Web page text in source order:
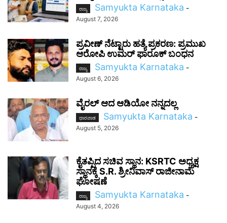
ರಾಜ್ಯ Samyukta Karnataka -
August 7, 2026
ಪ್ರವೀಣ್ ನೆಟ್ಟಾರು ಹತ್ಯೆ ಪ್ರಕರಣ: ಪ್ರಮುಖ
ಆರೋಪಿ ಉಮರ್ ಫಾರೂಕ್ ಬಂಧನ
ರಾಜ್ಯ Samyukta Karnataka -
August 6, 2026
ವೈರಲ್ ಆದ ಆಡಿಯೋ ನನ್ನದಲ್ಲ
ಧಾರವಾಡ Samyukta Karnataka -
August 5, 2026
ಕೈತಪ್ಪಿದ ಸಚಿವ ಸ್ಥಾನ: KSRTC ಅಧ್ಯಕ್ಷ
ಸ್ಥಾನಕ್ಕೆ S.R. ಶ್ರೀನಿವಾಸ್ ರಾಜೀನಾಮೆ
ಘೋಷಣೆ
ರಾಜ್ಯ Samyukta Karnataka -
August 4, 2026